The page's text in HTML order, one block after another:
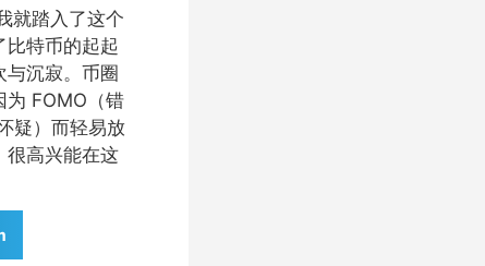
就踏入了这个
比特币的起起
与沉寂。币圈
为 FOMO（错
疑）而轻易放
很高兴能在这